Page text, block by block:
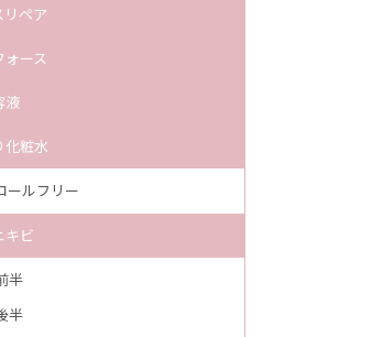
リペア
ォース
液
化粧水
ールフリー
キビ
半
半